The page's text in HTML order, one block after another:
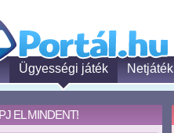
Ügyességi játék Netjáték
EL MINDENT!